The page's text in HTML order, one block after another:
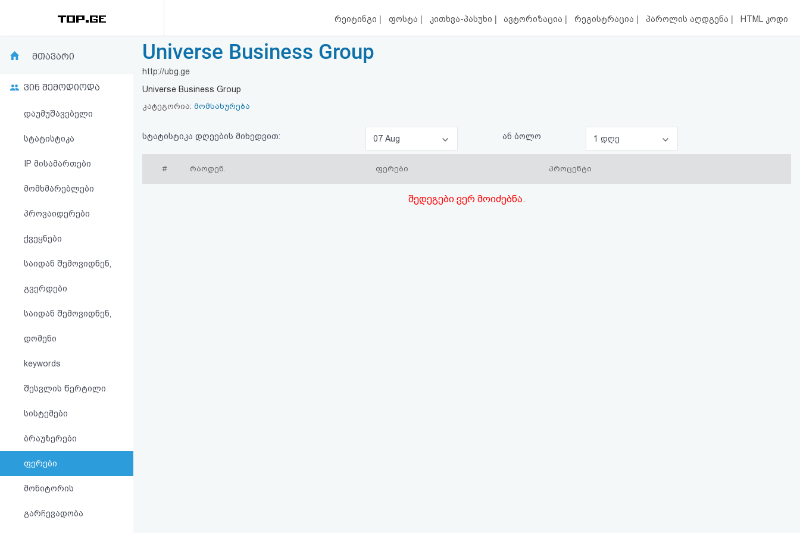
რეიტინგი | ფოსტა | კითხვა-პასუხი | ავტორიზაცია | რეგისტრაცია | პაროლის აღდგენა | HTML კოდი
რეიტინგი
კითხვა-
პასუხი
ავტორიზაცია
რეგისტრაცია
სალიცენზიო
შეთანხმება
უარყოფა
მთავარი
ვინ შემოდიოდა
დაუმუშავებელი
სტატისტიკა
IP მისამართები
მომხმარებლები
პროვაიდერები
ქვეყნები
საიდან შემოვიდნენ,
გვერდები
საიდან შემოვიდნენ,
დომენი
keywords
შესვლის წერტილი
სისტემები
ბრაუზერები
ფერები
მონიტორის
გარჩევადობა
Universe Business Group
http://ubg.ge
Universe Business Group
კატეგორია: მომსახურება
სტატისტიკა დღეების მიხედვით: 07 Aug ან ბოლო 1 დღე
# რაოდენ. ფერები პროცენტი
შედეგები ვერ მოიძებნა.